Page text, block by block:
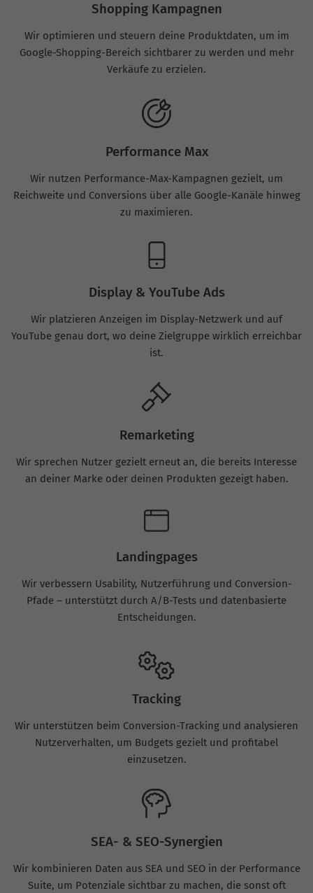
Shopping Kampagnen
Wir optimieren und steuern deine Produktdaten, um im
Google-Shopping-Bereich sichtbarer zu werden und mehr
Verkäufe zu erzielen.
Performance Max
Wir nutzen Performance-Max-Kampagnen gezielt, um
Reichweite und Conversions über alle Google-Kanäle hinweg
zu maximieren.
Display & YouTube Ads
Wir platzieren Anzeigen im Display-Netzwerk und auf
YouTube genau dort, wo deine Zielgruppe wirklich erreichbar
ist.
Remarketing
Wir sprechen Nutzer gezielt erneut an, die bereits Interesse
an deiner Marke oder deinen Produkten gezeigt haben.
Landingpages
Wir verbessern Usability, Nutzerführung und Conversion-
Pfade – unterstützt durch A/B-Tests und datenbasierte
Entscheidungen.
Tracking
Wir unterstützen beim Conversion-Tracking und analysieren
Nutzerverhalten, um Budgets gezielt und profitabel
einzusetzen.
SEA- & SEO-Synergien
Wir kombinieren Daten aus SEA und SEO in der Performance
Suite, um Potenziale sichtbar zu machen, die sonst oft